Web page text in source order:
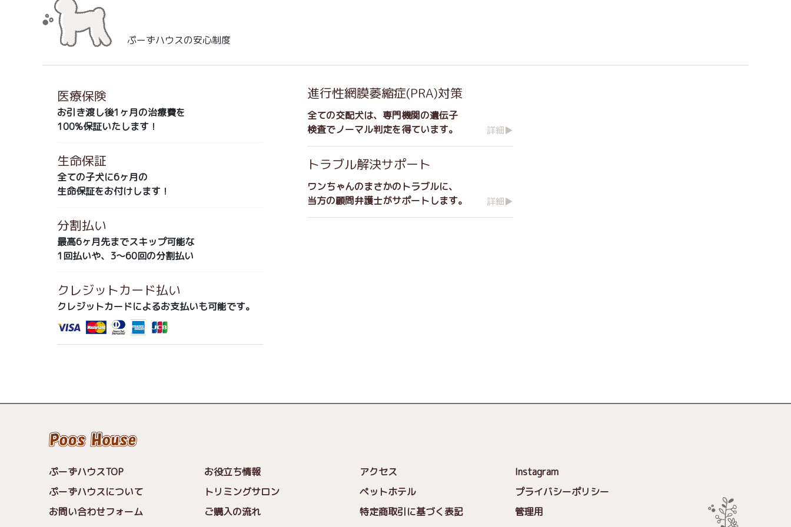
ぷーずハウスの安心制度
医療保険
お引き渡し後1ヶ月の治療費を
100%保証いたします！
生命保証
全ての子犬に6ヶ月の
生命保証をお付けします！
分割払い
最高6ヶ月先までスキップ可能な
1回払いや、3～60回の分割払い
クレジットカード払い
クレジットカードによるお支払いも可能です。
進行性網膜萎縮症(PRA)対策
全ての交配犬は、専門機関の遺伝子
検査でノーマル判定を得ています。
詳細▶
トラブル解決サポート
ワンちゃんのまさかのトラブルに、
当方の顧問弁護士がサポートします。 詳細▶
ぷーずハウスTOP お役立ち情報 アクセス Instagram
ぷーずハウスについて トリミングサロン ペットホテル
プライバシーポリシー
お問い合わせフォーム
ご購入の流れ 特定商取引に基づく表記 管理用